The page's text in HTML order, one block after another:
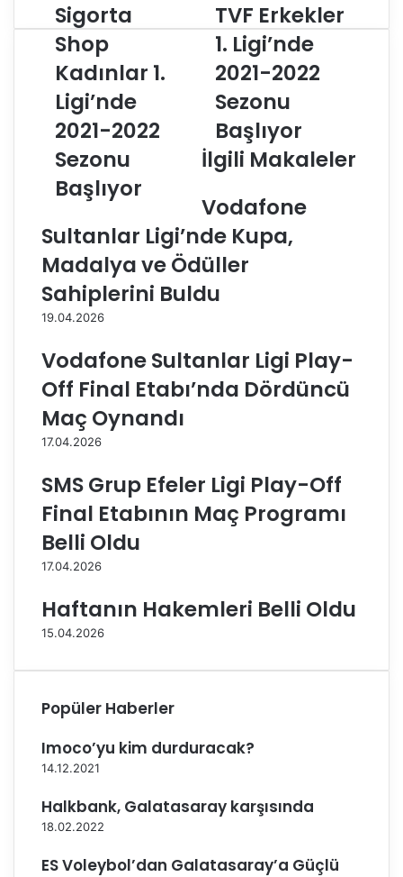
S
i
g
o
a
S
h
o
p
a
d
ı
n
r
1
.
i
g
n
d
e
2
1
-
0
2
e
z
n
u
a
Sigorta
Shop
Kadınlar 1.
Ligi’nde
2021-2022
Sezonu
Başlıyor
T
V
E
k
e
k
l
r
1
.
L
i
g
d
e
0
z
u
l
o
TVF Erkekler
1. Ligi’nde
2021-2022
Sezonu
Başlıyor
İlgili Makaleler
Vodafone
Sultanlar Ligi’nde Kupa,
Madalya ve Ödüller
Sahiplerini Buldu
19.04.2026
Vodafone Sultanlar Ligi Play-
Off Final Etabı’nda Dördüncü
Maç Oynandı
17.04.2026
SMS Grup Efeler Ligi Play-Off
Final Etabının Maç Programı
Belli Oldu
17.04.2026
Haftanın Hakemleri Belli Oldu
15.04.2026
Popüler Haberler
Imoco’yu kim durduracak?
14.12.2021
Halkbank, Galatasaray karşısında
18.02.2022
ES Voleybol’dan Galatasaray’a Güçlü